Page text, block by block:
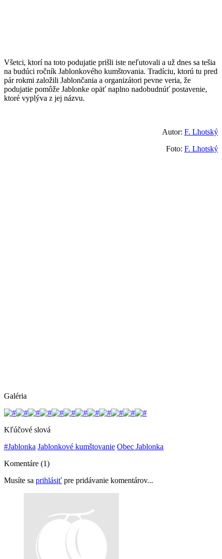
Všetci, ktorí na toto podujatie prišli iste neľutovali a už dnes sa tešia
na budúci ročník Jablonkového kumštovania. Tradíciu, ktorú tu pred
pár rokmi založili Jablončania a organizátori pevne veria, že
podujatie pomôže Jablonke opäť naplno nadobudnúť postavenie,
ktoré vyplýva z jej názvu.
Autor: F. Lhotský
Foto: F. Lhotský
Galéria
Kľúčové slová
#Jablonka Jablonkové kumštovanie Obec Jablonka
Komentáre (1)
Musíte sa prihlásiť pre pridávanie komentárov...